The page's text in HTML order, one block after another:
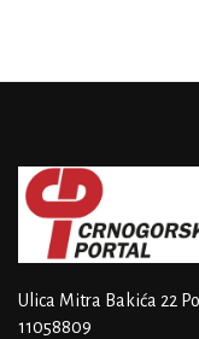
Ulica Mitra Bakića 22
11058809